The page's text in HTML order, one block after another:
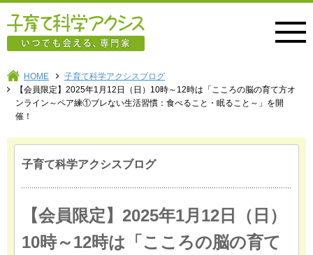
HOME
子育て科学アクシスブログ
【会員限定】2025年1月12日（日）10時～12時は「こころの脳の育て方オ
ンライン～ペア練①ブレない生活習慣：食べること・眠ること～」を開
催！
子育て科学アクシスブログ
【会員限定】2025年1月12日（日）
10時～12時は「こころの脳の育て